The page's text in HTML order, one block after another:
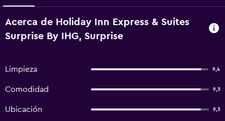
Acerca de Holiday Inn Express & Suites
Surprise By IHG, Surprise
Limpieza 9,4
Comodidad 9,3
Ubicación 9,3